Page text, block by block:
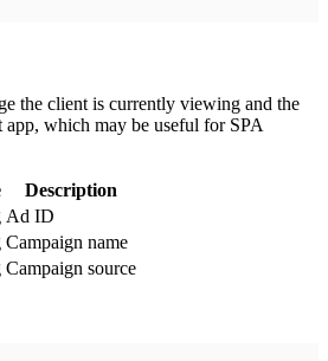
the client is currently viewing and the
which may be useful for SPA
Description
Ad ID
Campaign name
Campaign source